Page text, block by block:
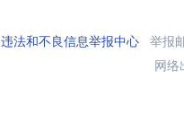
违法和不良信息举报中心举报
网